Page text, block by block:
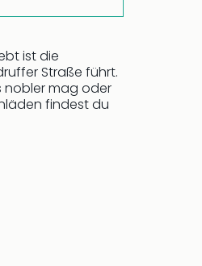
ist die
Straße führt.
nobler mag oder
findest du